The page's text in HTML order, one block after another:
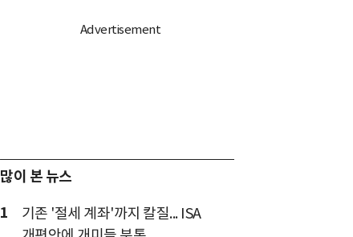
많이 본 뉴스
1
기존 '절세 계좌'까지 칼질... ISA